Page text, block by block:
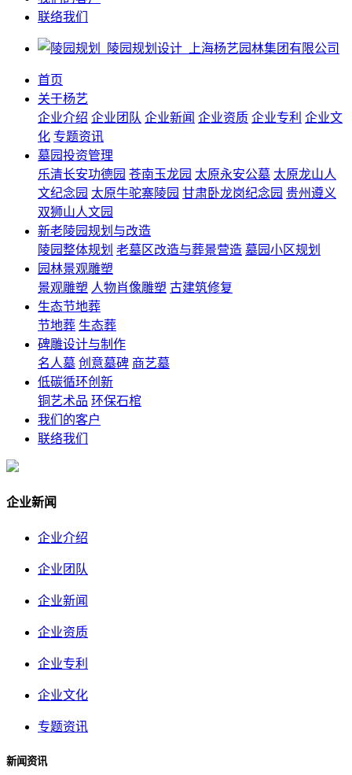
联络我们
首页
关于杨艺
企业介绍 企业团队 企业新闻 企业资质 企业专利 企业文
化 专题资讯
墓园投资管理
乐清长安功德园 苍南玉龙园 太原永安公墓 太原龙山人
文纪念园 太原牛驼寨陵园 甘肃卧龙岗纪念园 贵州遵义
双狮山人文园
新老陵园规划与改造
陵园整体规划 老墓区改造与葬景营造 墓园小区规划
园林景观雕塑
景观雕塑 人物肖像雕塑 古建筑修复
生态节地葬
节地葬 生态葬
碑雕设计与制作
名人墓 创意墓碑 商艺墓
低碳循环创新
铜艺术品 环保石棺
我们的客户
联络我们
企业新闻
企业介绍
企业团队
企业新闻
企业资质
企业专利
企业文化
专题资讯
新闻资讯